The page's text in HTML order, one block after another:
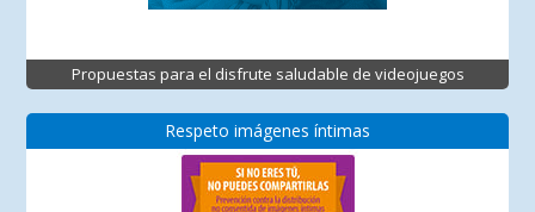
Propuestas para el disfrute saludable de videojuegos
Respeto imágenes íntimas